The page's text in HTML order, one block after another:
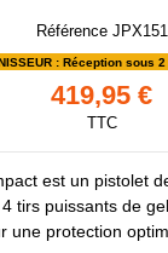
Référence JPX151
: Réception sous
419,95 €
TTC
est un pistolet
tirs puissants de
une protection